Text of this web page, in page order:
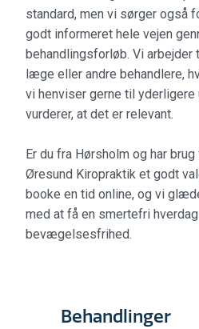
Behandlinger
standard, men vi sørger også
godt informeret hele vejen
behandlingsforløb. Vi
læge eller andre behandlere,
vi henviser gerne til
vurderer, at det er relevant.
Er du fra Hørsholm og har
Øresund Kiropraktik et godt
booke en tid online, og vi
med at få en smertefri
bevægelsesfrihed.